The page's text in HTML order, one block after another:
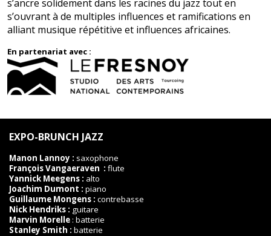
s’ancre solidement dans les racines du jazz tout en
s’ouvrant à de multiples influences et ramifications en
alliant musique répétitive et influences africaines.
En partenariat avec :
EXPO-BRUNCH JAZZ
Manon Lannoy : saxophone
François Vangaeraven : flute
Yannick Meegens : alto
Joachim Dumont : piano
Guillaume Mongens : contrebasse
Nick Hendriks : guitare
Marvin Morelle : batterie
Stanley Smith : batterie